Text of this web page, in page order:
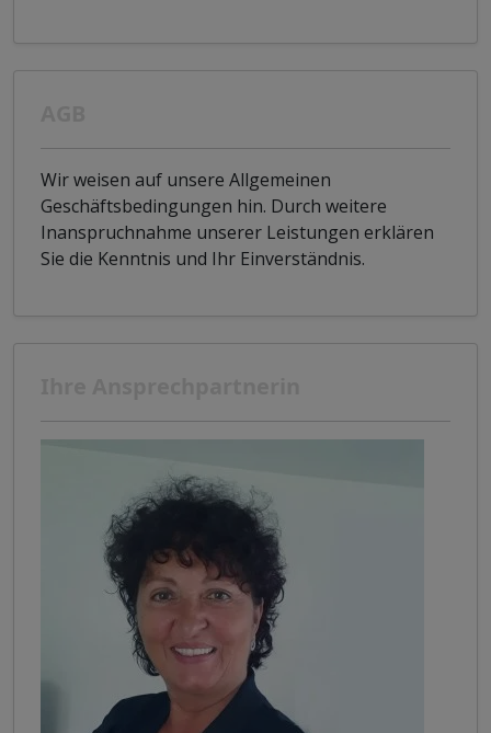
Wir weisen auf unsere Allgemeinen
Geschäftsbedingungen hin. Durch weitere
Inanspruchnahme unserer Leistungen erklären
Sie die Kenntnis und Ihr Einverständnis.